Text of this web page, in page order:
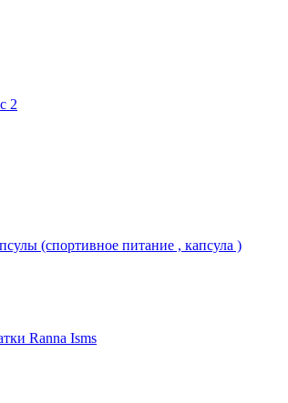
2
(спортивное питание , капсула )
Ranna Isms